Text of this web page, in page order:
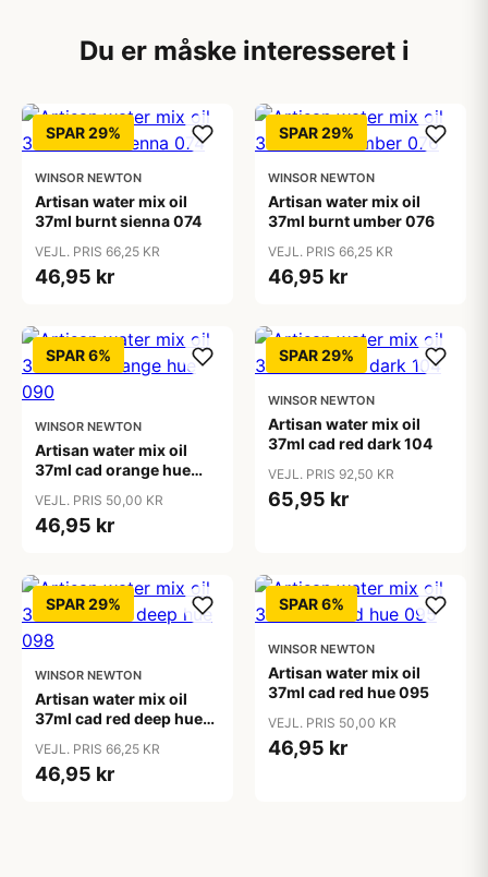
Du er måske interesseret i
SPAR 29%
WINSOR NEWTON
Artisan water mix oil
37ml burnt sienna 074
VEJL. PRIS 66,25 KR
46,95 kr
SPAR 29%
WINSOR NEWTON
Artisan water mix oil
37ml burnt umber 076
VEJL. PRIS 66,25 KR
46,95 kr
SPAR 6%
WINSOR NEWTON
Artisan water mix oil
37ml cad orange hue
VEJL. PRIS 50,00 KR
46,95 kr
SPAR 29%
WINSOR NEWTON
Artisan water mix oil
37ml cad red dark 104
VEJL. PRIS 92,50 KR
65,95 kr
SPAR 29%
WINSOR NEWTON
Artisan water mix oil
37ml cad red deep hue
VEJL. PRIS 66,25 KR
46,95 kr
SPAR 6%
WINSOR NEWTON
Artisan water mix oil
37ml cad red hue 095
VEJL. PRIS 50,00 KR
46,95 kr